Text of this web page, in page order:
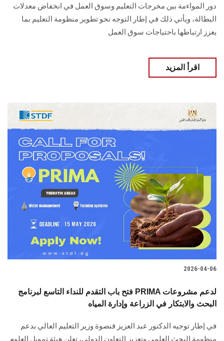
دور المواءمة بين مخرجات التعليم وسوق العمل في انخفاض معدلات
البطالة، ويأتي ذلك في إطار التوجه نحو تطوير منظومة التعليم بما
يعزز ارتباطها باحتياجات سوق العمل
اقرأ المزيد
2026-04-06
فتح باب التقدم للنداء التاسع لبرنامج PRIMA لدعم مشروعات
البحث والابتكار في الزراعة وإدارة المياه
في إطار توجيه الدكتور عبد العزيز قنصوة وزير التعليم العالي بدعم
منظومة البحث العلمي وتعزيز التعاون الدولي، تعلن هيئة تمويل العلوم